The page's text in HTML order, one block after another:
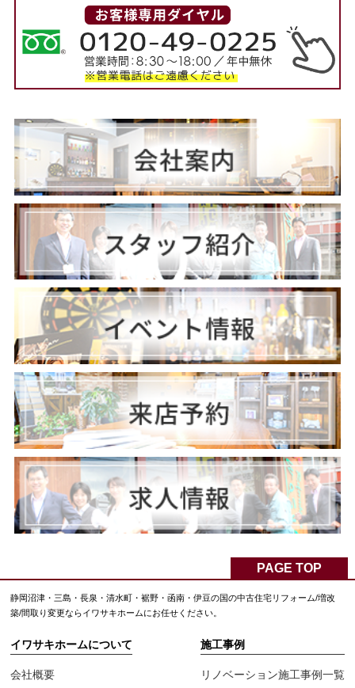
PAGE TOP
静岡沼津・三島・長泉・清水町・裾野・函南・伊豆の国の中古住宅リフォーム/増改
築/間取り変更ならイワサキホームにお任せください。
イワサキホームについて
会社概要
施工事例
リノベーション施工事例一覧